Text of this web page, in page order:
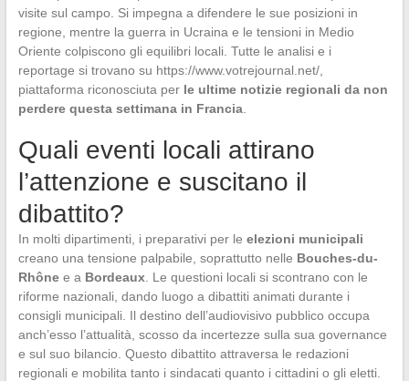
visite sul campo. Si impegna a difendere le sue posizioni in
regione, mentre la guerra in Ucraina e le tensioni in Medio
Oriente colpiscono gli equilibri locali. Tutte le analisi e i
reportage si trovano su https://www.votrejournal.net/,
piattaforma riconosciuta per le ultime notizie regionali da non
perdere questa settimana in Francia.
Quali eventi locali attirano
l’attenzione e suscitano il
dibattito?
In molti dipartimenti, i preparativi per le elezioni municipali
creano una tensione palpabile, soprattutto nelle Bouches-du-
Rhônee a Bordeaux. Le questioni locali si scontrano con le
riforme nazionali, dando luogo a dibattiti animati durante i
consigli municipali. Il destino dell’audiovisivo pubblico occupa
anch’esso l’attualità, scosso da incertezze sulla sua governance
e sul suo bilancio. Questo dibattito attraversa le redazioni
regionali e mobilita tanto i sindacati quanto i cittadini o gli eletti.